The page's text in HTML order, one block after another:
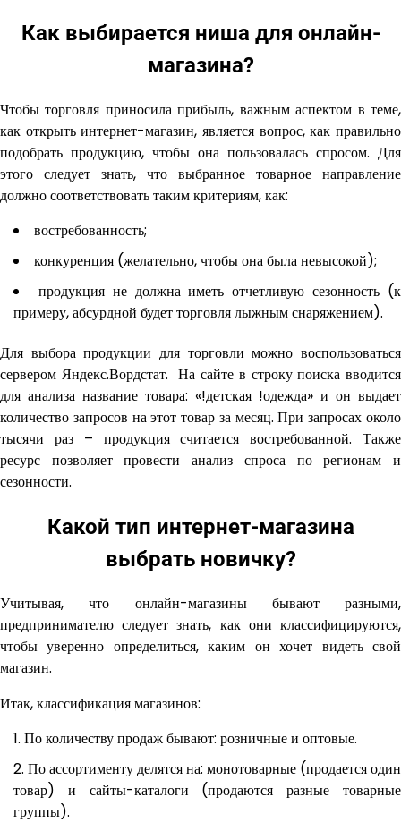
Как выбирается ниша для онлайн-
магазина?
Чтобы торговля приносила прибыль, важным аспектом в теме,
как открыть интернет-магазин, является вопрос, как правильно
подобрать продукцию, чтобы она пользовалась спросом. Для
этого следует знать, что выбранное товарное направление
должно соответствовать таким критериям, как:
востребованность;
конкуренция (желательно, чтобы она была невысокой);
продукция не должна иметь отчетливую сезонность (к
примеру, абсурдной будет торговля лыжным снаряжением).
Для выбора продукции для торговли можно воспользоваться
сервером Яндекс.Вордстат. На сайте в строку поиска вводится
для анализа название товара: «!детская !одежда» и он выдает
количество запросов на этот товар за месяц. При запросах около
тысячи раз – продукция считается востребованной. Также
ресурс позволяет провести анализ спроса по регионам и
сезонности.
Какой тип интернет-магазина
выбрать новичку?
Учитывая, что онлайн-магазины бывают разными,
предпринимателю следует знать, как они классифицируются,
чтобы уверенно определиться, каким он хочет видеть свой
магазин.
Итак, классификация магазинов:
По количеству продаж бывают: розничные и оптовые.
По ассортименту делятся на: монотоварные (продается один
товар) и сайты-каталоги (продаются разные товарные
группы).